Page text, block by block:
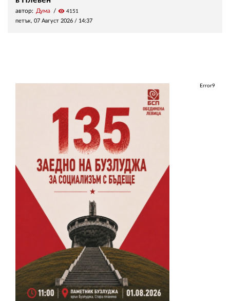
автор: Дума visibility 4151
петък, 07 Август 2026 / 14:37
Error9